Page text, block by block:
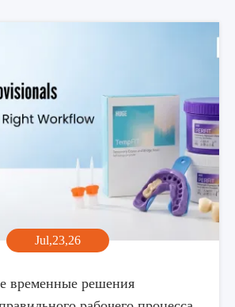
Jul,23,26
временные решения